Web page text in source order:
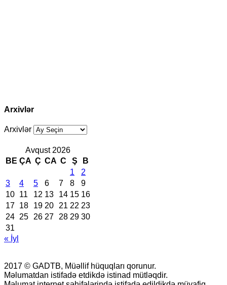
Arxivlər
Arxivlər
Avqust 2026
BE ÇA Ç CA C Ş
B
1
2
3
4 5 6 7 8
9
10 11 12 13 14 15 16
17 18 19 20 21 22 23
24 25 26 27 28 29 30
31
« İyl
2017 © GADTB, Müəllif hüquqları qorunur.
Məlumatdan istifadə etdikdə istinad mütləqdir.